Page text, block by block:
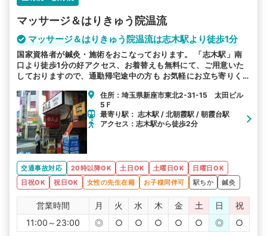
マッサージ＆はりきゅう院温流
マッサージ＆はりきゅう院温流は志木駅より徒歩1分
国家資格者が鍼灸・施術をおこなっております。 「志木駅」南
口より徒歩1分の好アクセス、お着替えも無料にて、ご用意いた
しておりますので、通勤帰宅途中の方も お気軽にお立ち寄りく
住所：埼玉県新座市東北2-31-15 太田ビル
5Ｆ
最寄り駅： 志木駅 / 北朝霞駅 / 朝霞台駅
アクセス：志木駅から徒歩2分
交通事故対応 20時以降OK 土日OK 土曜日OK
日曜日OK
日祝OK
祝日OK 女性の先生在籍 お子様同伴可 駅ちか 鍼灸
営業時間 月 火 水 木 金 土 日
祝
11:00～23:00
◎ ○ ○ ○ ○ ○ ◎ ○